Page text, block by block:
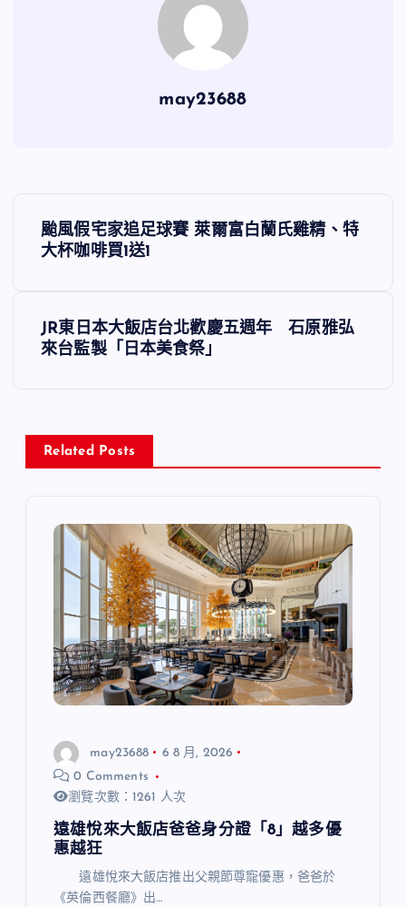
may23688
文
章
覽
颱風假宅家追足球賽 萊爾富白蘭氏雞精、特
大杯咖啡買1送1
JR東日本大飯店台北歡慶五週年 石原雅弘
來台監製「日本美食祭」
Related Posts
may23688
6 8 月, 2026
0 Comments
瀏覽次數：1261 人次
遠雄悅來大飯店爸爸身分證「8」越多優
惠越狂
遠雄悅來大飯店推出父親節尊寵優惠，爸爸於
《英倫西餐廳》出…